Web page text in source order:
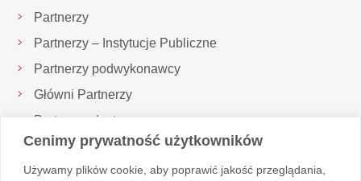
Cenimy prywatność użytkowników
Używamy plików cookie, aby poprawić jakość przeglądania,
Partnerzy
Partnerzy – Instytucje Publiczne
Partnerzy podwykonawcy
Główni Partnerzy
Partnerzy dostawcy
Inspektor Ochrony Danych
Realizowane projekty